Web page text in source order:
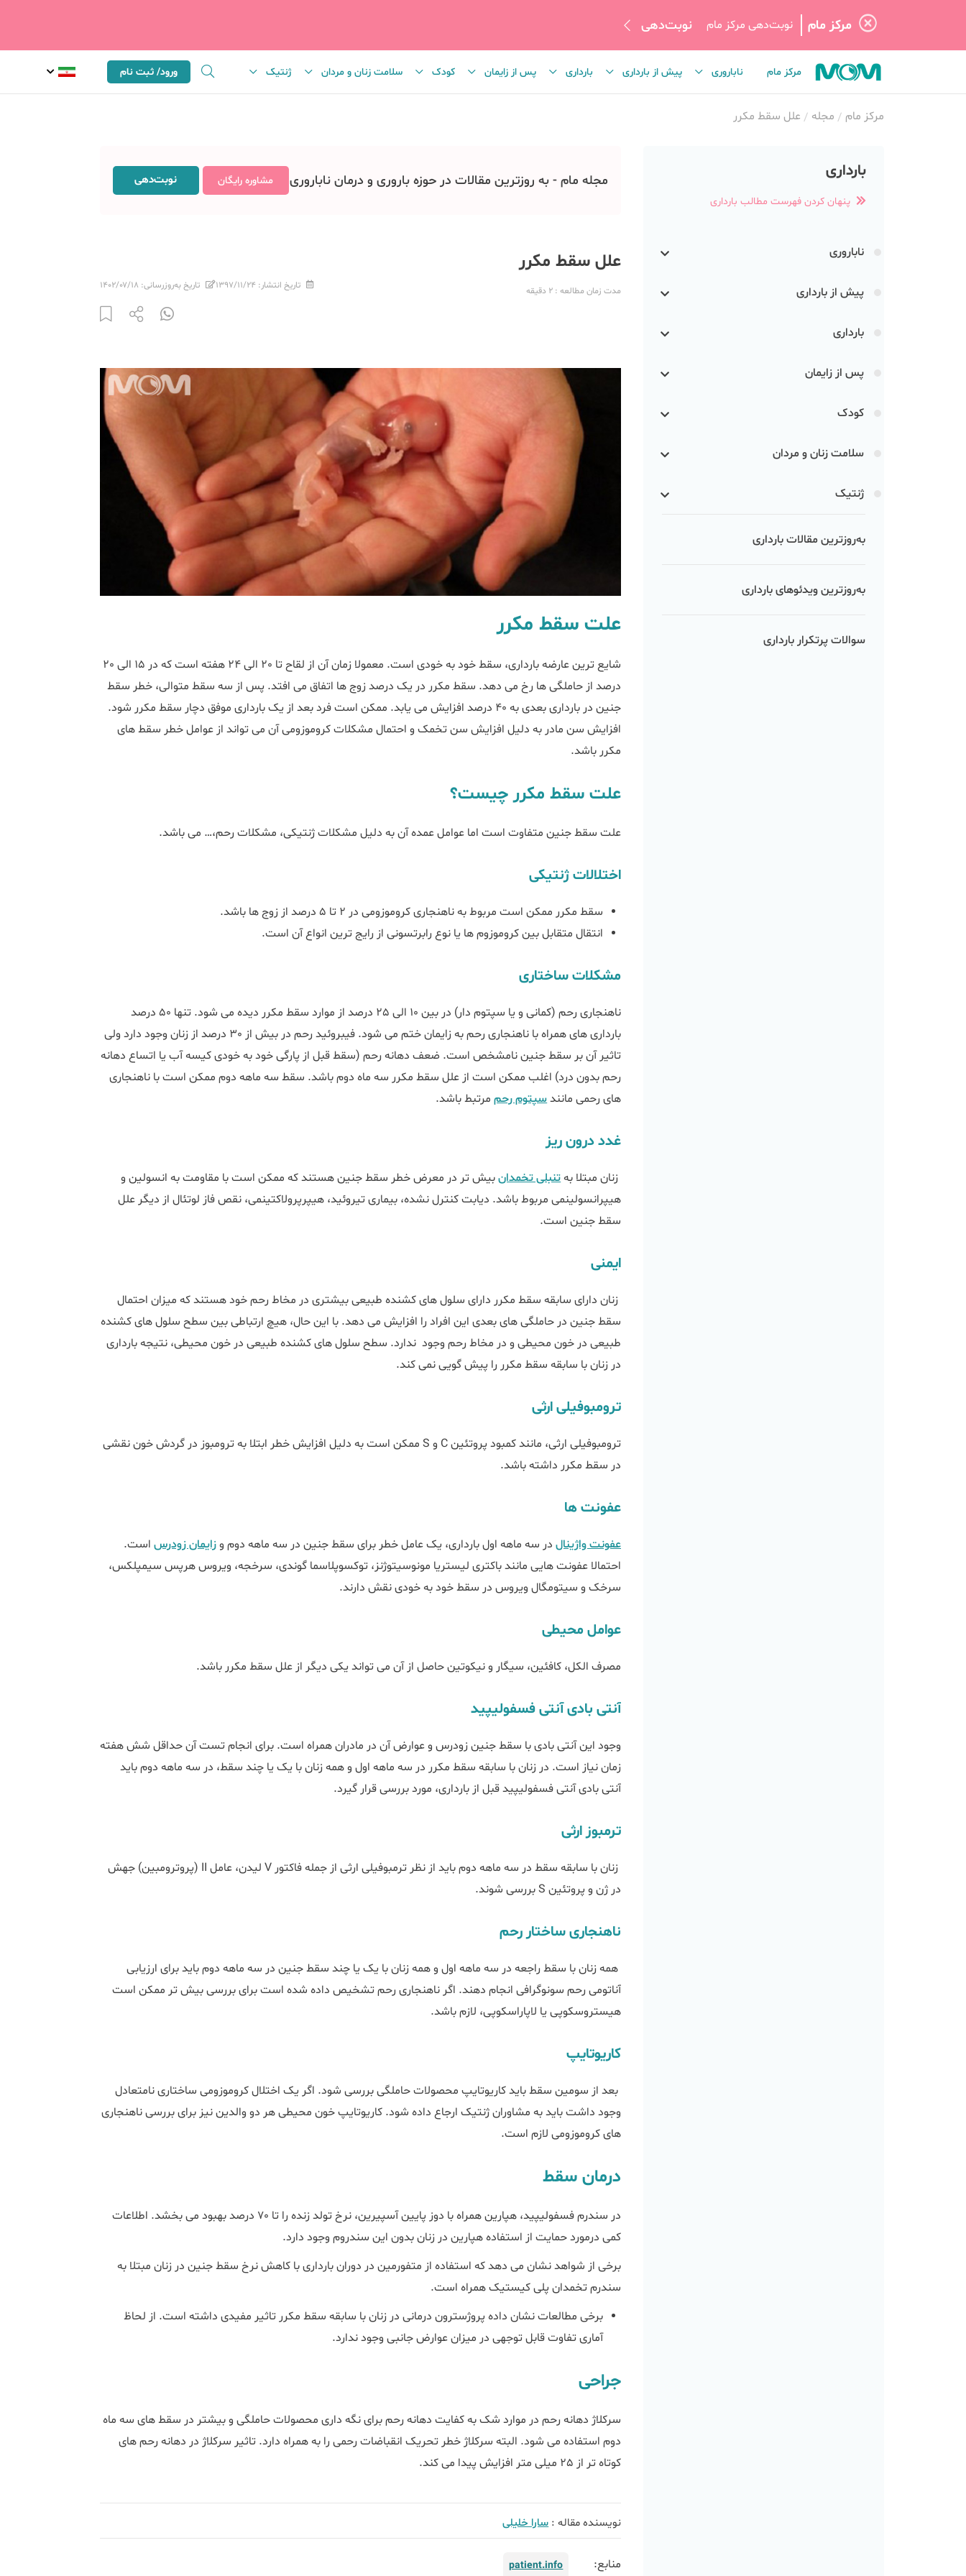
مرکز مام نوبت‌دهی مرکز مام نوبت‌دهی
مرکز مام ناباروری پیش از بارداری بارداری پس از زایمان کودک سلامت زنان و مردان ژنتیک ورود/ ثبت نام
مرکز مام مجله علل سقط مکرر
بارداری
پنهان کردن فهرست مطالب بارداری
ناباروری
پیش از بارداری
بارداری
پس از زایمان
کودک
سلامت زنان و مردان
ژنتیک
به‌روزترین مقالات بارداری
به‌روزترین ویدئوهای بارداری
سوالات پرتکرار بارداری
مجله مام - به روزترین مقالات در حوزه باروری و درمان ناباروری مشاوره رایگان نوبت‌دهی
علل سقط مکرر
مدت زمان مطالعه: 2 دقیقه تاریخ انتشار:۱۳۹۷/۱۱/۲۴ تاریخ به‌روزرسانی: ۱۴۰۲/۰۷/۱۸
علت سقط مکرر
شایع ترین عارضه بارداری، سقط خود به خودی است. معمولا زمان آن از لقاح تا 20 الی 24 هفته است که در 15 الی 20
درصد از حاملگی ها رخ می دهد. سقط مکرر در یک درصد زوج ها اتفاق می افتد. پس از سه سقط متوالی، خطر سقط
جنین در بارداری بعدی به 40 درصد افزایش می یابد. ممکن است فرد بعد از یک بارداری موفق دچار سقط مکرر شود.
افزایش سن مادر به دلیل افزایش سن تخمک و احتمال مشکلات کروموزومی آن می تواند از عوامل خطر سقط های
مکرر باشد.
علت سقط مکرر چیست؟
علت سقط جنین متفاوت است اما عوامل عمده آن به دلیل مشکلات ژنتیکی، مشکلات رحم،… می باشد.
اختلالات ژنتیکی
سقط مکرر ممکن است مربوط به ناهنجاری کروموزومی در 2 تا 5 درصد از زوج ها باشد.
انتقال متقابل بین کروموزوم ها یا نوع رابرتسونی از رایج ترین انواع آن است.
مشکلات ساختاری
ناهنجاری رحم (کمانی و یا سپتوم دار) در بین 10 الی 25 درصد از موارد سقط مکرر دیده می شود. تنها 50 درصد
بارداری های همراه با ناهنجاری رحم به زایمان ختم می شود. فیبروئید رحم در بیش از 30 درصد از زنان وجود دارد ولی
تاثیر آن بر سقط جنین نامشخص است. ضعف دهانه رحم (سقط قبل از پارگی خود به خودی کیسه آب یا اتساع دهانه
رحم بدون درد) اغلب ممکن است از علل سقط مکرر سه ماه دوم باشد. سقط سه ماهه دوم ممکن است با ناهنجاری
های رحمی مانندسپتوم رحممرتبط باشد.
غدد درون ریز
زنان مبتلا بهتنبلی تخمدانبیش تر در معرض خطر سقط جنین هستند که ممکن است با مقاومت به انسولین و
هیپرانسولینمی مربوط باشد. دیابت کنترل نشده، بیماری تیروئید، هیپرپرولاکتینمی، نقص فاز لوتئال از دیگر علل
سقط جنین است.
ایمنی
زنان دارای سابقه سقط مکرر دارای سلول های کشنده طبیعی بیشتری در مخاط رحم خود هستند که میزان احتمال
سقط جنین در حاملگی های بعدی این افراد را افزایش می دهد. با این حال، هیچ ارتباطی بین سطح سلول های کشنده
طبیعی در خون محیطی و در مخاط رحم وجود ندارد. سطح سلول های کشنده طبیعی در خون محیطی، نتیجه بارداری
در زنان با سابقه سقط مکرر را پیش گویی نمی کند.
ترومبوفیلی ارثی
ترومبوفیلی ارثی، مانند کمبود پروتئین C و S ممکن است به دلیل افزایش خطر ابتلا به ترومبوز در گردش خون نقشی
در سقط مکرر داشته باشد.
عفونت ها
عفونت واژینالدر سه ماهه اول بارداری، یک عامل خطر برای سقط جنین در سه ماهه دوم وزایمان زودرساست.
احتمالا عفونت هایی مانند باکتری لیستریا مونوسیتوژنز، توکسوپلاسما گوندی، سرخجه، ویروس هرپس سیمپلکس،
سرخک و سیتومگال ویروس در سقط خود به خودی نقش دارند.
عوامل محیطی
مصرف الکل، کافئین، سیگار و نیکوتین حاصل از آن می تواند یکی دیگر از علل سقط مکرر باشد.
آنتی بادی آنتی فسفولیپید
وجود این آنتی بادی با سقط جنین زودرس و عوارض آن در مادران همراه است. برای انجام تست آن حداقل شش هفته
زمان نیاز است. در زنان با سابقه سقط مکرر در سه ماهه اول و همه زنان با یک یا چند سقط، در سه ماهه دوم باید
آنتی بادی آنتی فسفولیپید قبل از بارداری، مورد بررسی قرار گیرد.
ترمبوز ارثی
زنان با سابقه سقط در سه ماهه دوم باید از نظر ترمبوفیلی ارثی از جمله فاکتور V لیدن، عامل II (پروترومبین) جهش
در ژن و پروتئین S بررسی شوند.
ناهنجاری ساختار رحم
همه زنان با سقط راجعه در سه ماهه اول و همه زنان با یک یا چند سقط جنین در سه ماهه دوم باید برای ارزیابی
آناتومی رحم سونوگرافی انجام دهند. اگر ناهنجاری رحم تشخیص داده شده است برای بررسی بیش تر ممکن است
هیستروسکوپی یا لاپاراسکوپی، لازم باشد.
کاریوتایپ
بعد از سومین سقط باید کاریوتایپ محصولات حاملگی بررسی شود. اگر یک اختلال کروموزومی ساختاری نامتعادل
وجود داشت باید به مشاوران ژنتیک ارجاع داده شود. کاریوتایپ خون محیطی هر دو والدین نیز برای بررسی ناهنجاری
های کروموزومی لازم است.
درمان سقط
در سندرم فسفولیپید، هپارین همراه با دوز پایین آسپیرین، نرخ تولد زنده را تا 70 درصد بهبود می بخشد. اطلاعات
کمی درمورد حمایت از استفاده هپارین در زنان بدون این سندروم وجود دارد.
برخی از شواهد نشان می دهد که استفاده از متفورمین در دوران بارداری با کاهش نرخ سقط جنین در زنان مبتلا به
سندرم تخمدان پلی کیستیک همراه است.
برخی مطالعات نشان داده پروژسترون درمانی در زنان با سابقه سقط مکرر تاثیر مفیدی داشته است. از لحاظ
آماری تفاوت قابل توجهی در میزان عوارض جانبی وجود ندارد.
جراحی
سرکلاژ دهانه رحم در موارد شک به کفایت دهانه رحم برای نگه داری محصولات حاملگی و بیشتر در سقط های سه ماه
دوم استفاده می شود. البته سرکلاژ خطر تحریک انقباضات رحمی را به همراه دارد. تاثیر سرکلاژ در دهانه رحم های
کوتاه تر از 25 میلی متر افزایش پیدا می کند.
نویسنده مقاله :سارا خلیلی
منابع: patient.info